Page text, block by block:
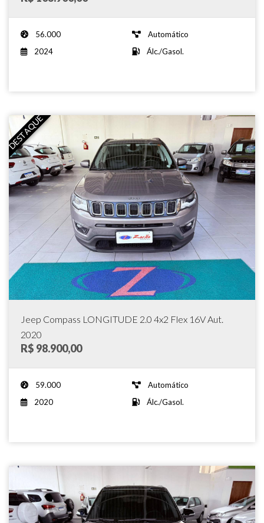
56.000
Automático
2024
Álc./Gasol.
DESTAQUE
Jeep Compass LONGITUDE 2.0 4x2 Flex 16V Aut.
2020
R$ 98.900,00
59.000
Automático
2020
Álc./Gasol.